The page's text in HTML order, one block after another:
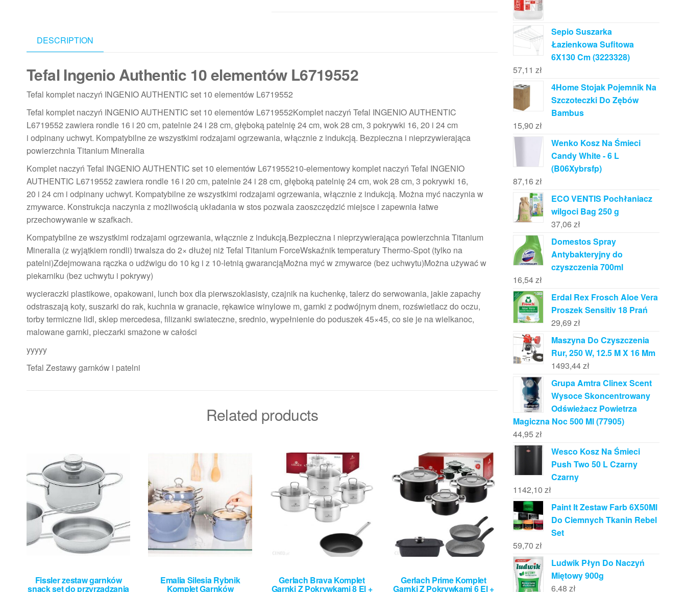
DESCRIPTION
Tefal Ingenio Authentic 10 elementów L6719552
Tefal komplet naczyń INGENIO AUTHENTIC set 10 elementów L6719552
Tefal komplet naczyń INGENIO AUTHENTIC set 10 elementów L6719552Komplet naczyń Tefal INGENIO AUTHENTIC
L6719552 zawiera rondle 16 i 20 cm, patelnie 24 i 28 cm, głęboką patelnię 24 cm, wok 28 cm, 3 pokrywki 16, 20 i 24 cm
i odpinany uchwyt. Kompatybilne ze wszystkimi rodzajami ogrzewania, włącznie z indukcją. Bezpieczna i nieprzywierająca
powierzchnia Titanium Mineralia
Komplet naczyń Tefal INGENIO AUTHENTIC set 10 elementów L671955210-elementowy komplet naczyń Tefal INGENIO
AUTHENTIC L6719552 zawiera rondle 16 i 20 cm, patelnie 24 i 28 cm, głęboką patelnię 24 cm, wok 28 cm, 3 pokrywki 16,
20 i 24 cm i odpinany uchwyt. Kompatybilne ze wszystkimi rodzajami ogrzewania, włącznie z indukcją. Można myć naczynia w
zmywarce. Konstrukcja naczynia z możliwością układania w stos pozwala zaoszczędzić miejsce i zapewnia łatwe
przechowywanie w szafkach.
Kompatybilne ze wszystkimi rodzajami ogrzewania, włącznie z indukcją.Bezpieczna i nieprzywierająca powierzchnia Titanium
Mineralia (z wyjątkiem rondli) trwalsza do 2× dłużej niż Tefal Titanium ForceWskaźnik temperatury Thermo-Spot (tylko na
patelni)Zdejmowana rączka o udźwigu do 10 kg i z 10-letnią gwarancjąMożna myć w zmywarce (bez uchwytu)Można używać w
piekarniku (bez uchwytu i pokrywy)
wycieraczki plastikowe, opakowani, lunch box dla pierwszoklasisty, czajnik na kuchenkę, talerz do serwowania, jakie zapachy
odstraszają koty, suszarki do rak, kuchnia w granacie, rękawice winylowe m, garnki z podwójnym dnem, rozświetlacz do oczu,
torby termiczne lidl, sklep mercedesa, filizanki swiateczne, srednio, wypełnienie do poduszek 45×45, co sie je na wielkanoc,
malowane garnki, pieczarki smażone w całości
yyyyy
Tefal Zestawy garnków i patelni
Related products
Fissler zestaw garnków
snack set do przyrządzania
Emalia Silesia Rybnik
Komplet Garnków
Gerlach Brava Komplet
Garnki Z Pokrywkami 8 El +
Gerlach Prime Komplet
Garnki Z Pokrywkami 6 El +
Sepio Suszarka
Łazienkowa Sufitowa
6X130 Cm (3223328)
57,11 zł
4Home Stojak Pojemnik Na
Szczoteczki Do Zębów
Bambus
15,90 zł
Wenko Kosz Na Śmieci
Candy White - 6 L
(B06Xybrsfp)
87,16 zł
ECO VENTIS Pochłaniacz
wilgoci Bag 250 g
37,06 zł
Domestos Spray
Antybakteryjny do
czyszczenia 700ml
16,54zł
Erdal Rex Frosch Aloe Vera
Proszek Sensitiv 18 Prań
29,69 zł
Maszyna Do Czyszczenia
Rur, 250 W, 12.5 M X 16 Mm
1493,44zł
Grupa Amtra Clinex Scent
Wysoce Skoncentrowany
Odświeżacz Powietrza
Magiczna Noc 500 Ml (77905)
44,95 zł
Wesco Kosz Na Śmieci
Push Two 50 L Czarny
Czarny
1142,10 zł
Paint It Zestaw Farb 6X50Ml
Do Ciemnych Tkanin Rebel
Set
59,70 zł
Ludwik Płyn Do Naczyń
Miętowy 900g
6,48 zł